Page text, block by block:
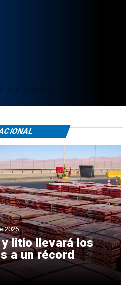
litio llevará los
a un récord
2026